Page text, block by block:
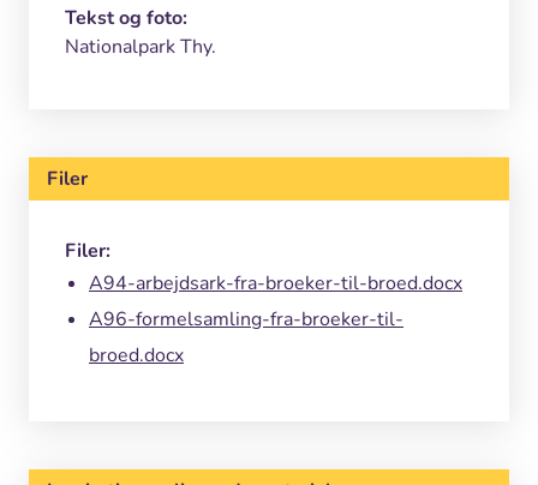
Tekst og foto:
Nationalpark Thy.
Filer
Filer:
A94-arbejdsark-fra-broeker-til-broed.docx
A96-formelsamling-fra-broeker-til-
broed.docx